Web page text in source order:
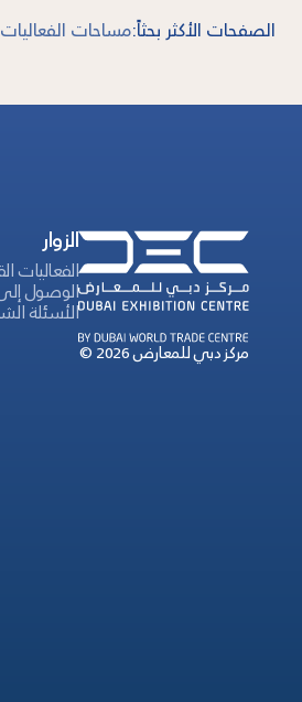
الصفحات الأكثر بحثاً:مساحات الفعاليات
© 2026 مركز دبي للمعارض
الزوار
الفعاليات
الوصول
الأسئلة